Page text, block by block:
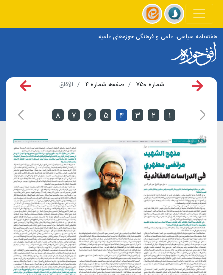
هفته‌نامه سیاسی، علمی و فرهنگی حوزه‌های علمیه
شماره ۷۵۰ صفحه شماره ۴ الآفاق
۱ ۲ ۳ ۴ ۵ ۶ ۷ ۸